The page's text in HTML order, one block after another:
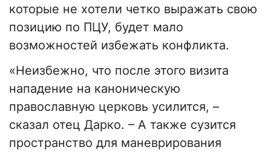
которые не хотели четко выражать свою
позицию по ПЦУ, будет мало
возможностей избежать конфликта.
«Неизбежно, что после этого визита
нападение на каноническую
православную церковь усилится, –
сказал отец Дарко. – А также сузится
пространство для маневрирования